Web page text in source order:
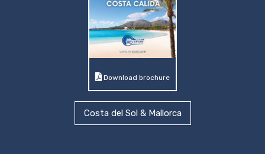
Download brochure
Costa del Sol & Mallorca